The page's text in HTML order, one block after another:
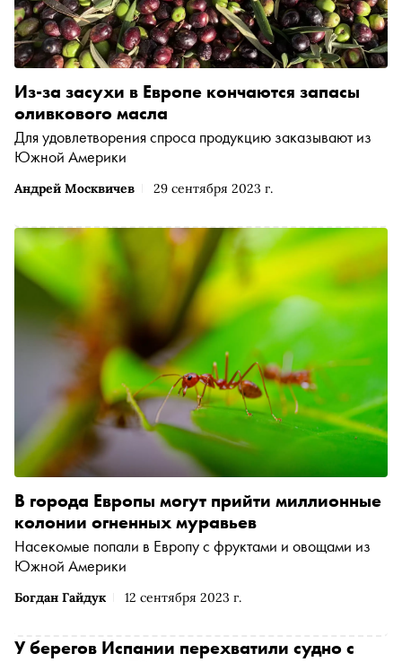
Андрей Москвичев 29 сентября 2023 г.
Из-за засухи в Европе кончаются запасы
оливкового масла
Для удовлетворения спроса продукцию заказывают из
Южной Америки
Богдан Гайдук 12 сентября 2023 г.
В города Европы могут прийти миллионные
колонии огненных муравьев
Насекомые попали в Европу с фруктами и овощами из
Южной Америки
У берегов Испании перехватили судно с